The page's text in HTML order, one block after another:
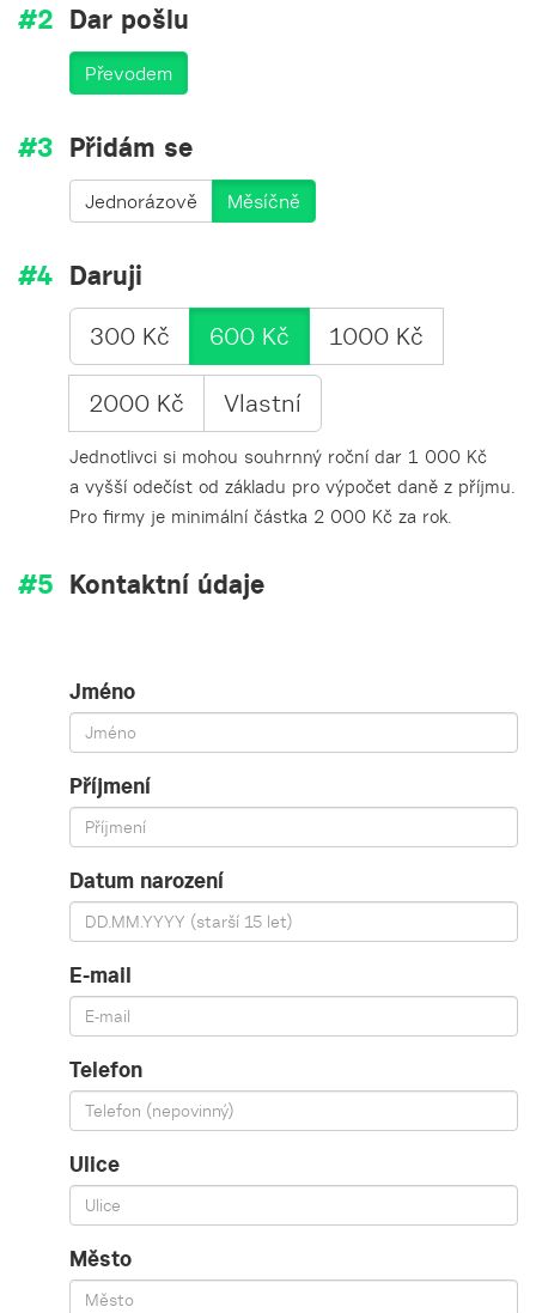
Dar pošlu
Převodem
Přidám se
Jednorázově Měsíčně
Daruji
300 Kč 600 Kč 1000 Kč
2000 Kč Vlastní
Jednotlivci si mohou souhrnný roční dar 1 000 Kč
a vyšší odečíst od základu pro výpočet daně z příjmu.
Pro firmy je minimální částka 2 000 Kč za rok.
Kontaktní údaje
Jméno
Příjmení
Datum narození
E-mail
Telefon
Ulice
Město